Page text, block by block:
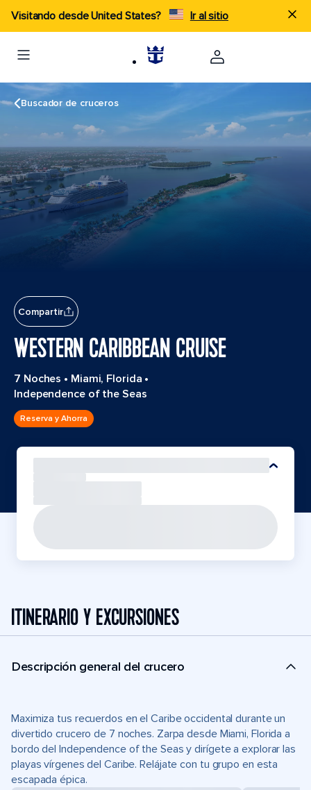
Visitando desde United States? Ir al sitio
Buscador de cruceros
Compartir
WESTERN CARIBBEAN CRUISE
7 Noches • Miami, Florida •
Independence of the Seas
Reserva y Ahorra
ITINERARIO Y EXCURSIONES
Descripción general del crucero
Maximiza tus recuerdos en el Caribe occidental durante un
divertido crucero de 7 noches. Zarpa desde Miami, Florida a
bordo del Independence of the Seas y dirígete a explorar las
playas vírgenes del Caribe. Relájate con tu grupo en esta
escapada épica.